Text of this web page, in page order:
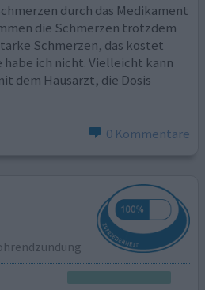
durch das Medikament
die Schmerzen trotzdem
Schmerzen, das kostet
habe ich nicht. Vielleicht kann
dem Hausarzt, die Dosis
0 Kommentare